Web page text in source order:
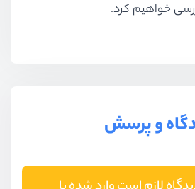
خواهیم کرد.
و پرسش